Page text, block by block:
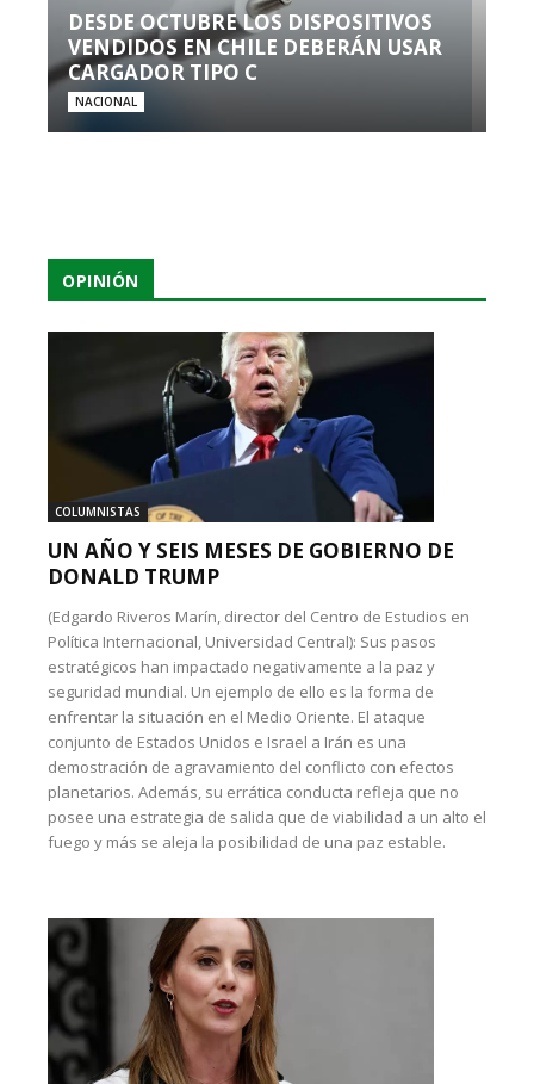
DESDE OCTUBRE LOS DISPOSITIVOS
VENDIDOS EN CHILE DEBERÁN USAR
CARGADOR TIPO C
NACIONAL
OPINIÓN
COLUMNISTAS
UN AÑO Y SEIS MESES DE GOBIERNO DE
DONALD TRUMP
(Edgardo Riveros Marín, director del Centro de Estudios en
Política Internacional, Universidad Central): Sus pasos
estratégicos han impactado negativamente a la paz y
seguridad mundial. Un ejemplo de ello es la forma de
enfrentar la situación en el Medio Oriente. El ataque
conjunto de Estados Unidos e Israel a Irán es una
demostración de agravamiento del conflicto con efectos
planetarios. Además, su errática conducta refleja que no
posee una estrategia de salida que de viabilidad a un alto el
fuego y más se aleja la posibilidad de una paz estable.